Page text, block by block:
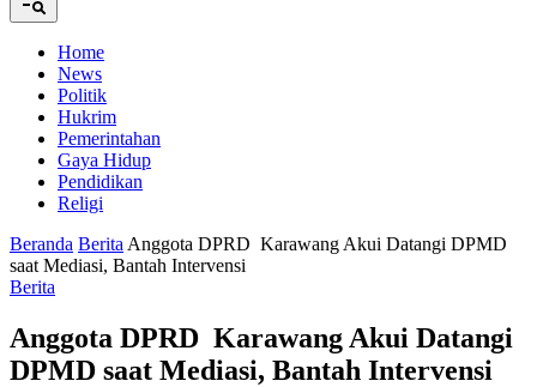
Home
News
Politik
Hukrim
Pemerintahan
Gaya Hidup
Pendidikan
Religi
Beranda Berita Anggota DPRD Karawang Akui Datangi DPMD
saat Mediasi, Bantah Intervensi
Berita
Anggota DPRD Karawang Akui Datangi
DPMD saat Mediasi, Bantah Intervensi